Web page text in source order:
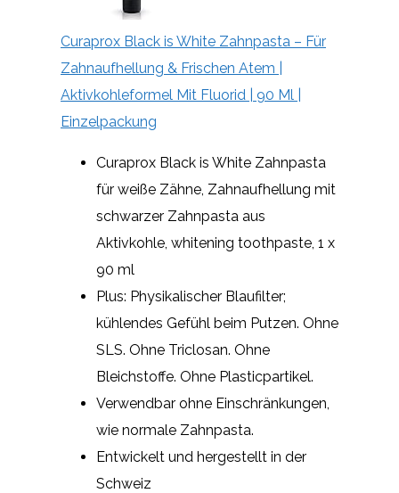
Curaprox Black is White Zahnpasta – Für
Zahnaufhellung & Frischen Atem |
Aktivkohleformel Mit Fluorid | 90 Ml |
Einzelpackung
Curaprox Black is White Zahnpasta
für weiße Zähne, Zahnaufhellung mit
schwarzer Zahnpasta aus
Aktivkohle, whitening toothpaste, 1 x
90 ml
Plus: Physikalischer Blaufilter;
kühlendes Gefühl beim Putzen. Ohne
SLS. Ohne Triclosan. Ohne
Bleichstoffe. Ohne Plasticpartikel.
Verwendbar ohne Einschränkungen,
wie normale Zahnpasta.
Entwickelt und hergestellt in der
Schweiz